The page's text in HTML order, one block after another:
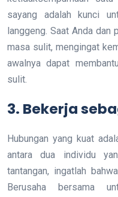
sayang adalah kunci
langgeng. Saat Anda
masa sulit, mengingat
awalnya dapat
sulit.
3. Bekerja
Hubungan yang kuat
antara dua individu
tantangan, ingatlah
Berusaha bersama